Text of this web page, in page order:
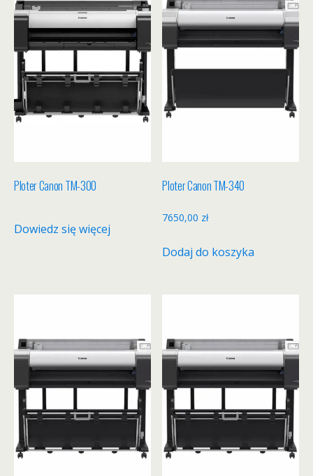
Ploter Canon TM-300
Dowiedz się więcej
Ploter Canon TM-340
7650,00 zł
Dodaj do koszyka